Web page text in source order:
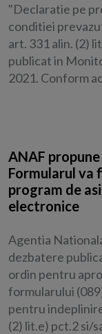
"Declaratie pe
conditiei
art. 331 alin. (2)
publicat in
2021. Conform
ANAF
Formularul va
program de
electronice
Agentia
dezbatere
ordin pentru
formularului
pentru
(2) lit.e) pct.2 si/